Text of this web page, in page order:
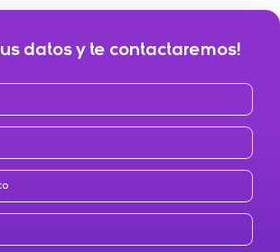
datos y te contactaremos!